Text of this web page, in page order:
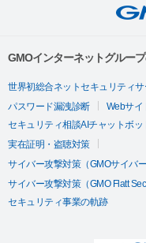
GMOインターネットグルー
世界初総合ネットセキュリティサ
パスワード漏洩診断
Webサイ
セキュリティ相談AIチャットボッ
実在証明・盗聴対策
サイバー攻撃対策（GMOサイバ
サイバー攻撃対策（GMO Flatt
セキュリティ事業の軌跡